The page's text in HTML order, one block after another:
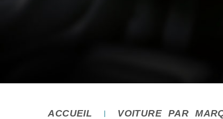
ACCUEIL VOITURE PAR